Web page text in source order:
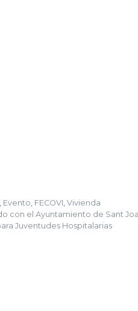
Evento FECOVI Vivienda
con el Ayuntamiento de Sant
Juventudes Hospitalarias